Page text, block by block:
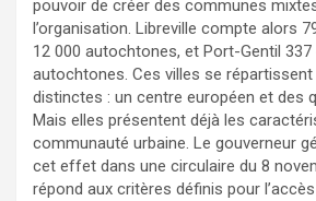
pouvoir de créer des communes
l’organisation. Libreville compte alors
12 000 autochtones, et Port-Gentil
autochtones. Ces villes se
distinctes : un centre européen et des
Mais elles présentent déjà les
communauté urbaine. Le gouverneur
cet effet dans une circulaire du 8
répond aux critères définis pour